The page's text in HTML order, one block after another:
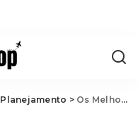
Planejamento > Os Melhores Lugares para Comprar Lembrancinhas de Viagem